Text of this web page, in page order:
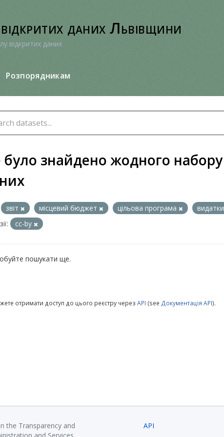
даних Львівщини
відкритих даних
Розпорядникам
було знайдено жодного набору
звіт місцевий бюджет цільова програма видатки
cc-by
пошукати ще.
отримати доступ до цього реєстру через API (see Документація API).
the Transparency and
API